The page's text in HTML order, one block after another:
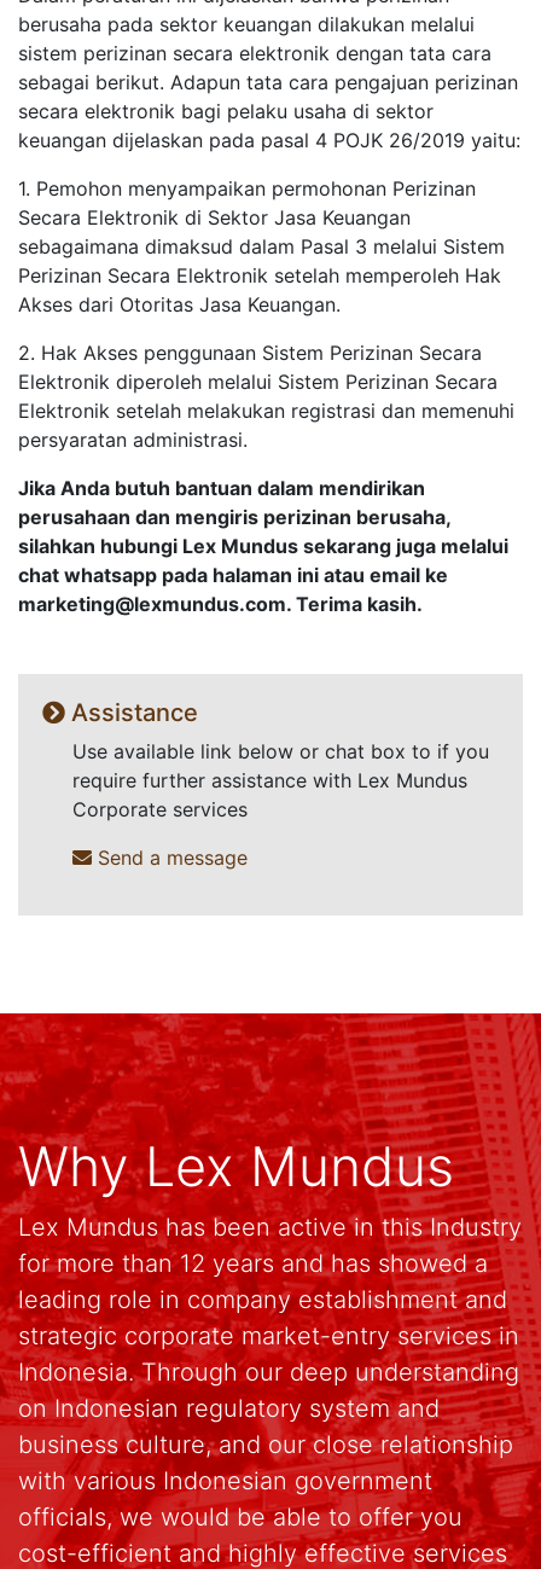
berusaha pada sektor keuangan dilakukan melalui
sistem perizinan secara elektronik dengan tata cara
sebagai berikut. Adapun tata cara pengajuan perizinan
secara elektronik bagi pelaku usaha di sektor
keuangan dijelaskan pada pasal 4 POJK 26/2019 yaitu:
1. Pemohon menyampaikan permohonan Perizinan
Secara Elektronik di Sektor Jasa Keuangan
sebagaimana dimaksud dalam Pasal 3 melalui Sistem
Perizinan Secara Elektronik setelah memperoleh Hak
Akses dari Otoritas Jasa Keuangan.
2. Hak Akses penggunaan Sistem Perizinan Secara
Elektronik diperoleh melalui Sistem Perizinan Secara
Elektronik setelah melakukan registrasi dan memenuhi
persyaratan administrasi.
Jika Anda butuh bantuan dalam mendirikan
perusahaan dan mengiris perizinan berusaha,
silahkan hubungi Lex Mundus sekarang juga melalui
chat whatsapp pada halaman ini atau email ke
marketing@lexmundus.com. Terima kasih.
Assistance
Use available link below or chat box to if you
require further assistance with Lex Mundus
Corporate services
Send a message
Why Lex Mundus
Lex Mundus has been active in this Industry
for more than 12 years and has showed a
leading role in company establishment and
strategic corporate market-entry services in
Indonesia. Through our deep understanding
on Indonesian regulatory system and
business culture, and our close relationship
with various Indonesian government
officials, we would be able to offer you
cost-efficient and highly effective services